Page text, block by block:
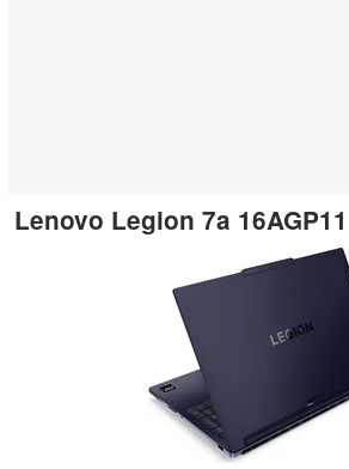
Lenovo Legion 7a 16AGP11